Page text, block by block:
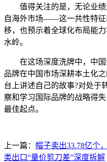
值得关注的是，无论业绩
自海外市场——这一共性特征
移，也预示着全球化布局能
水岭。
在这场深度洗牌中，中国
品牌在中国市场深耕本土化
台上讲述自己的故事?对处于
察和学习国际品牌的战略得
最佳起点。
上一篇： 帽子卖出33.78亿
类出口“量价剪刀差”深度拆解